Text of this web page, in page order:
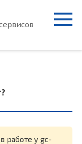
работе у gc-